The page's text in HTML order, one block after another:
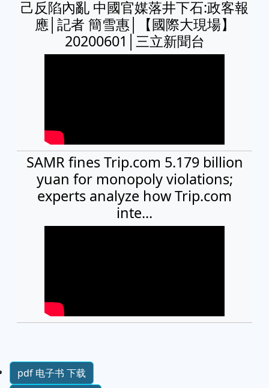
己反陷內亂 中國官媒落井下石:政客報
應│記者 簡雪惠│【國際大現場】
20200601│三立新聞台
SAMR fines Trip.com 5.179 billion
yuan for monopoly violations;
experts analyze how Trip.com
inte...
pdf 电子书 下载